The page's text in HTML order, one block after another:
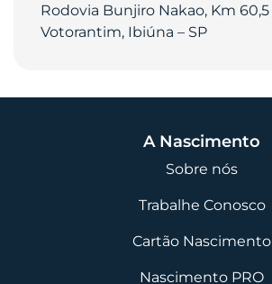
Rodovia Bunjiro Nakao, Km 60,5
Votorantim, Ibiúna – SP
A Nascimento
Sobre nós
Trabalhe Conosco
Cartão Nascimento
Nascimento PRO